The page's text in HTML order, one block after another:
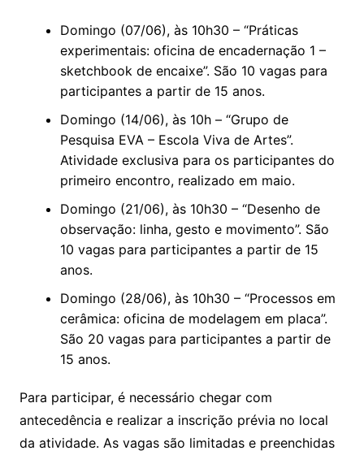
Domingo (07/06), às 10h30 – “Práticas
experimentais: oficina de encadernação 1 –
sketchbook de encaixe”. São 10 vagas para
participantes a partir de 15 anos.
Domingo (14/06), às 10h – “Grupo de
Pesquisa EVA – Escola Viva de Artes”.
Atividade exclusiva para os participantes do
primeiro encontro, realizado em maio.
Domingo (21/06), às 10h30 – “Desenho de
observação: linha, gesto e movimento”. São
10 vagas para participantes a partir de 15
anos.
Domingo (28/06), às 10h30 – “Processos em
cerâmica: oficina de modelagem em placa”.
São 20 vagas para participantes a partir de
15 anos.
Para participar, é necessário chegar com
antecedência e realizar a inscrição prévia no local
da atividade. As vagas são limitadas e preenchidas